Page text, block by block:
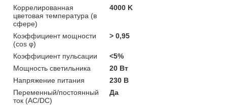
Коррелированная
цветовая температура (в
сфере)
4000 K
Коэффициент мощности
(cos φ)
> 0,95
Коэффициент пульсации
<5%
Мощность светильника
20 Вт
Напряжение питания
230 В
Переменный/постоянный
ток (AC/DC)
Да